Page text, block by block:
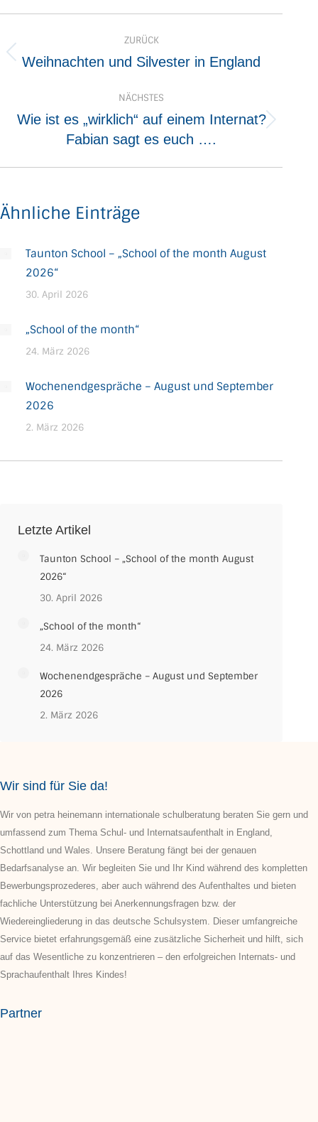
ZURÜCK
Vorheriger
Weihnachten und Silvester in England
NÄCHSTES
Nächster
Beitrag:
Wie ist es „wirklich“ auf einem Internat?
Fabian sagt es euch ….
Ähnliche Einträge
Taunton School – „School of the month August
2026“
30. April 2026
„School of the month“
24. März 2026
Wochenendgespräche – August und September
2026
2. März 2026
Letzte Artikel
Taunton School – „School of the month August
2026“
30. April 2026
„School of the month“
24. März 2026
Wochenendgespräche – August und September
2026
2. März 2026
Wir sind für Sie da!
Wir von petra heinemann internationale schulberatung beraten Sie gern und
umfassend zum Thema Schul- und Internatsaufenthalt in England,
Schottland und Wales. Unsere Beratung fängt bei der genauen
Bedarfsanalyse an. Wir begleiten Sie und Ihr Kind während des kompletten
Bewerbungsprozederes, aber auch während des Aufenthaltes und bieten
fachliche Unterstützung bei Anerkennungsfragen bzw. der
Wiedereingliederung in das deutsche Schulsystem. Dieser umfangreiche
Service bietet erfahrungsgemäß eine zusätzliche Sicherheit und hilft, sich
auf das Wesentliche zu konzentrieren – den erfolgreichen Internats- und
Sprachaufenthalt Ihres Kindes!
Partner